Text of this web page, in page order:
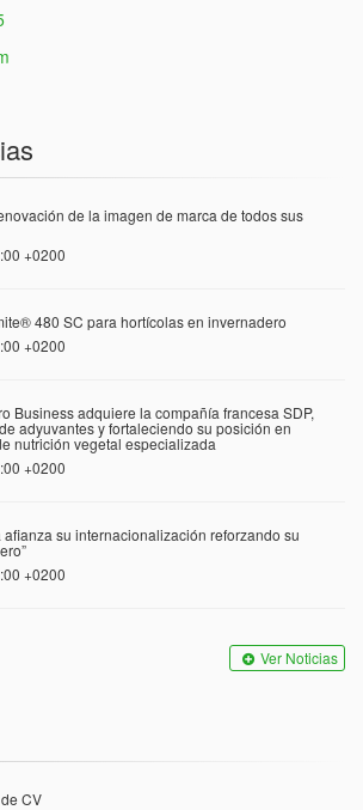
de la imagen de marca de todos sus
+0200
480 SC para hortícolas en invernadero
+0200
Business adquiere la compañía francesa SDP,
adyuvantes y fortaleciendo su posición en
nutrición vegetal especializada
+0200
su internacionalización reforzando su
+0200
Ver Noticias
CV